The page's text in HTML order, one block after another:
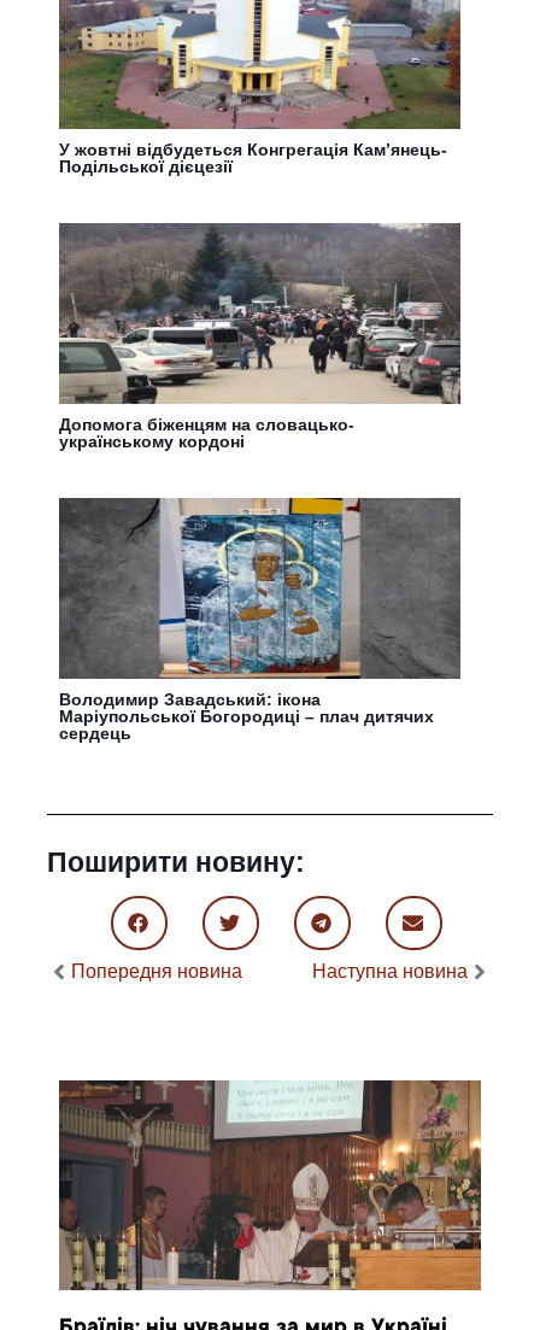
У жовтні відбудеться Конгрегація Кам’янець-
Подільської дієцезії
Допомога біженцям на словацько-
українському кордоні
Володимир Завадський: ікона
Маріупольської Богородиці – плач дитячих
сердець
Поширити новину:
Попередня новина Наступна новина